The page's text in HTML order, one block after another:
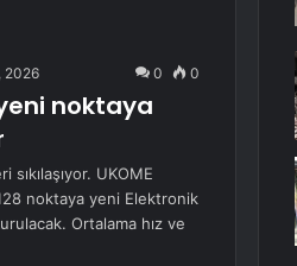
2026 0 0
noktaya
UKOME
noktaya yeni Elektronik
Ortalama hız ve